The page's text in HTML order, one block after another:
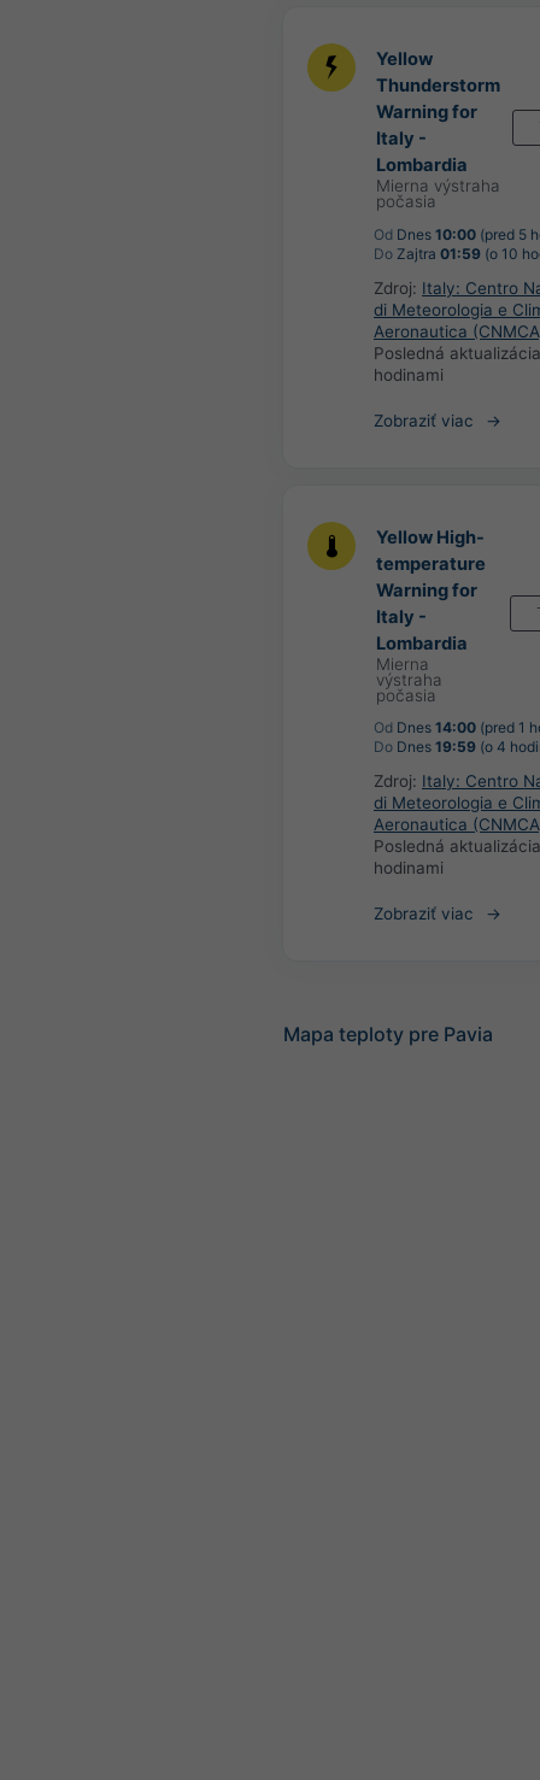
Yellow
Thunderstorm
Warning for
Italy -
Lombardia
Mierna výstraha
počasia
Od Dnes 10:00 (pred 5
Do Zajtra 01:59 (o 10
Zdroj: Italy: Centro
di Meteorologia e
Aeronautica
Posledná
hodinami
Zobraziť viac
Yellow High-
temperature
Warning for
Italy -
Lombardia
Mierna
výstraha
počasia
Od Dnes 14:00 (pred 1
Do Dnes 19:59 (o 4
Zdroj: Italy: Centro
di Meteorologia e
Aeronautica
Posledná
hodinami
Zobraziť viac
Mapa teploty pre Pavia